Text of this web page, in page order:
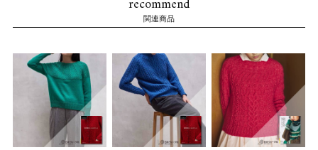
recommend
関連商品